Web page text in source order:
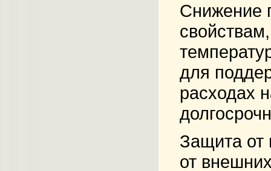
Снижение
для
расходах
Защита от
от